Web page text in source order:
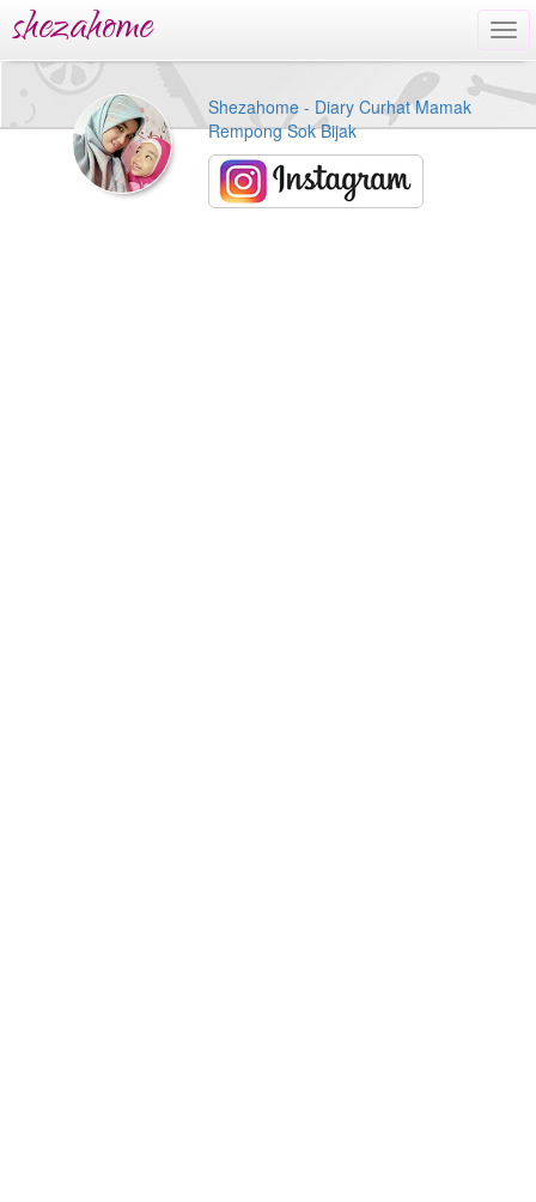
shezahome
Shezahome - Diary Curhat Mamak
Rempong Sok Bijak